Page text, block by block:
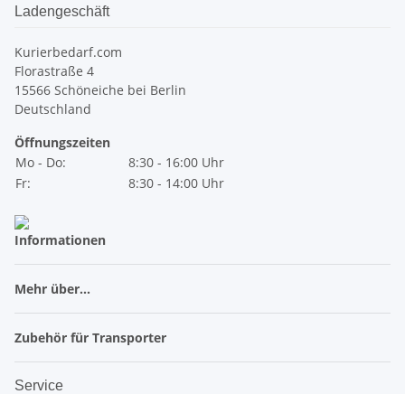
Ladengeschäft
Kurierbedarf.com
Florastraße 4
15566 Schöneiche bei Berlin
Deutschland
Öffnungszeiten
Mo - Do:
8:30 - 16:00 Uhr
Fr:
8:30 - 14:00 Uhr
Informationen
Mehr über...
Zubehör für Transporter
Service